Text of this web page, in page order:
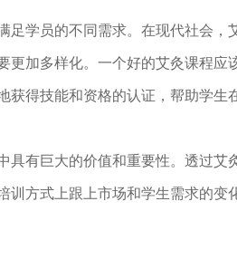
足学员的不同需求。在现代社会
更加多样化。一个好的艾灸课程
获得技能和资格的认证，帮助学生
具有巨大的价值和重要性。透过
训方式上跟上市场和学生需求的变